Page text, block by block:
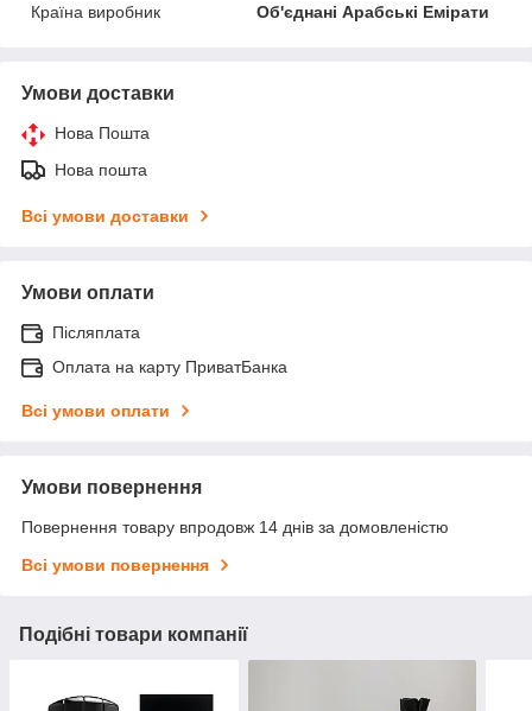
Країна виробник
Об'єднані Арабські Емірати
Умови доставки
Нова Пошта
Нова пошта
Всі умови доставки
Умови оплати
Післяплата
Оплата на карту ПриватБанка
Всі умови оплати
Умови повернення
Повернення товару впродовж 14 днів за домовленістю
Всі умови повернення
Подібні товари компанії